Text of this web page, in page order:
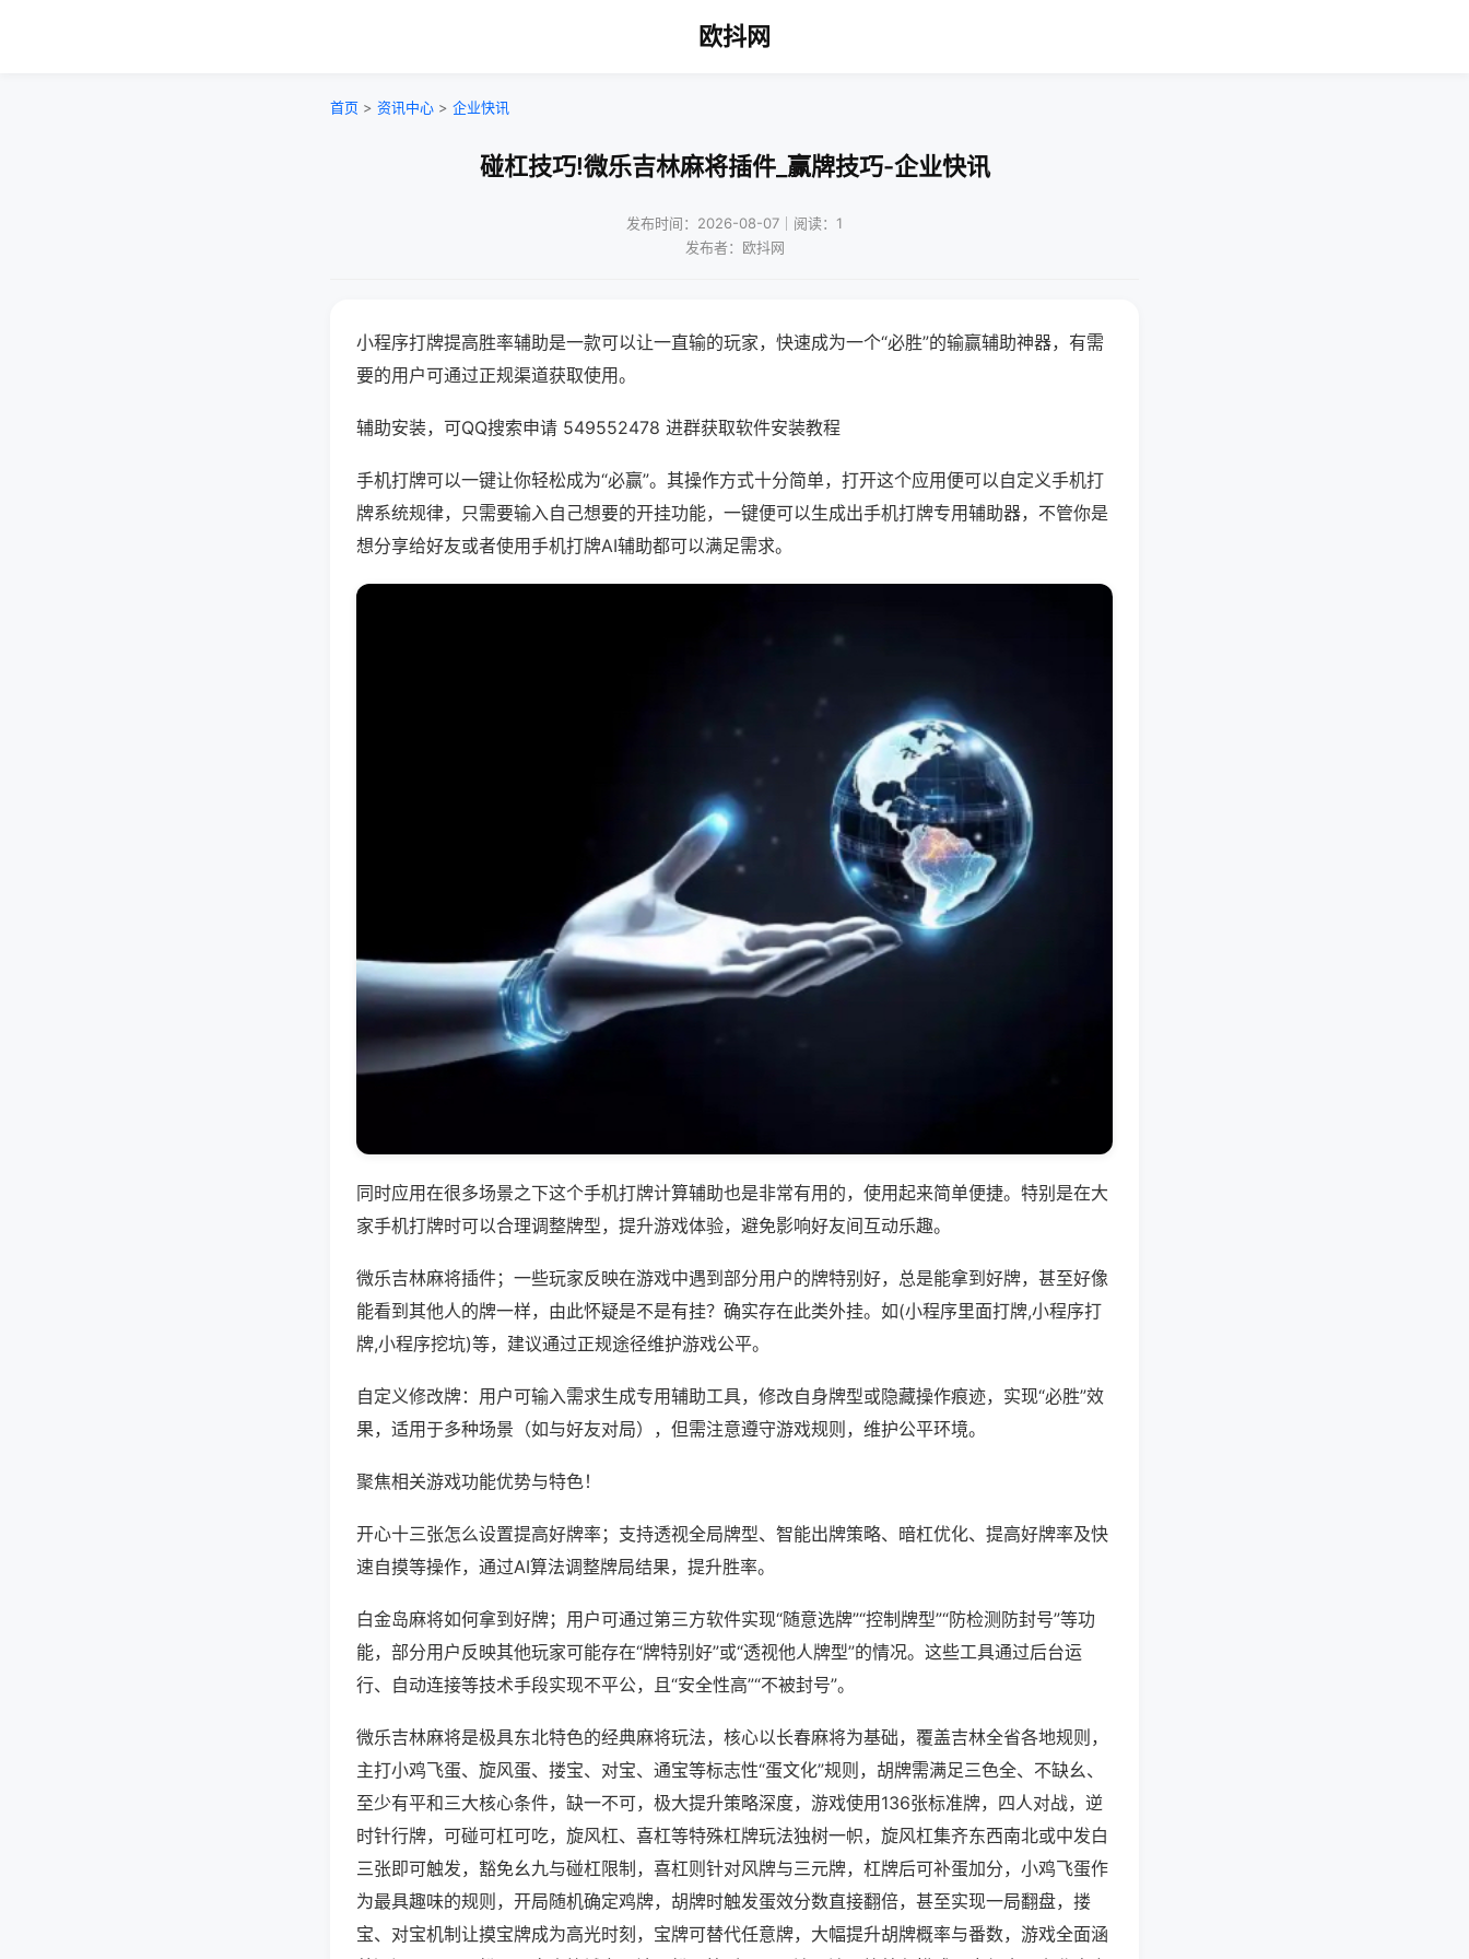
欧抖网
首页 > 资讯中心 > 企业快讯
碰杠技巧!微乐吉林麻将插件_赢牌技巧-企业快讯
发布时间：2026-08-07｜阅读：1
发布者：欧抖网
小程序打牌提高胜率辅助是一款可以让一直输的玩家，快速成为一个“必胜”的输赢辅助神器，有需
要的用户可通过正规渠道获取使用。
辅助安装，可QQ搜索申请 549552478 进群获取软件安装教程
手机打牌可以一键让你轻松成为“必赢”。其操作方式十分简单，打开这个应用便可以自定义手机打
牌系统规律，只需要输入自己想要的开挂功能，一键便可以生成出手机打牌专用辅助器，不管你是
想分享给好友或者使用手机打牌AI辅助都可以满足需求。
同时应用在很多场景之下这个手机打牌计算辅助也是非常有用的，使用起来简单便捷。特别是在大
家手机打牌时可以合理调整牌型，提升游戏体验，避免影响好友间互动乐趣。
微乐吉林麻将插件；一些玩家反映在游戏中遇到部分用户的牌特别好，总是能拿到好牌，甚至好像
能看到其他人的牌一样，由此怀疑是不是有挂？确实存在此类外挂。如(小程序里面打牌,小程序打
牌,小程序挖坑)等，建议通过正规途径维护游戏公平。
自定义修改牌：用户可输入需求生成专用辅助工具，修改自身牌型或隐藏操作痕迹，实现“必胜”效
果，适用于多种场景（如与好友对局），但需注意遵守游戏规则，维护公平环境。
聚焦相关游戏功能优势与特色！
开心十三张怎么设置提高好牌率；支持透视全局牌型、智能出牌策略、暗杠优化、提高好牌率及快
速自摸等操作，通过AI算法调整牌局结果，提升胜率。
白金岛麻将如何拿到好牌；用户可通过第三方软件实现“随意选牌”“控制牌型”“防检测防封号”等功
能，部分用户反映其他玩家可能存在“牌特别好”或“透视他人牌型”的情况。这些工具通过后台运
行、自动连接等技术手段实现不平公，且“安全性高”“不被封号”。
微乐吉林麻将是极具东北特色的经典麻将玩法，核心以长春麻将为基础，覆盖吉林全省各地规则，
主打小鸡飞蛋、旋风蛋、搂宝、对宝、通宝等标志性“蛋文化”规则，胡牌需满足三色全、不缺幺、
至少有平和三大核心条件，缺一不可，极大提升策略深度，游戏使用136张标准牌，四人对战，逆
时针行牌，可碰可杠可吃，旋风杠、喜杠等特殊杠牌玩法独树一帜，旋风杠集齐东西南北或中发白
三张即可触发，豁免幺九与碰杠限制，喜杠则针对风牌与三元牌，杠牌后可补蛋加分，小鸡飞蛋作
为最具趣味的规则，开局随机确定鸡牌，胡牌时触发蛋效分数直接翻倍，甚至实现一局翻盘，搂
宝、对宝机制让摸宝牌成为高光时刻，宝牌可替代任意牌，大幅提升胡牌概率与番数，游戏全面涵